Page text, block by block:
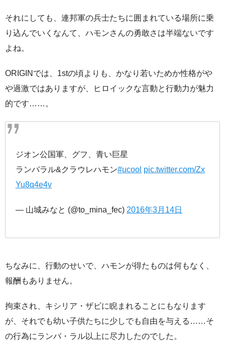
それにしても、連邦軍の兵士たちに囲まれている場所に乗
り込んでいくなんて、ハモンさんの勇敢さは半端ないです
よね。
ORIGINでは、1stの頃よりも、かなり若いためか性格がや
や過激ではありますが、ヒロイックな言動と行動力が魅力
的です……。
ジオン公国軍、グフ、青い巨星
ランバラル&クラウレハモン#ucool pic.twitter.com/Zx
Yu8q4e4v
— 山城みなと (@to_mina_fec) 2016年3月14日
ちなみに、行動のせいで、ハモンが得たものは何もなく、
報酬もありません。
拘束され、キシリア・ザビに睨まれることにもなります
が、それでも幼い子供たちに少しでも自由を与える……そ
の行為にランバ・ラル以上に尽力したのでした。